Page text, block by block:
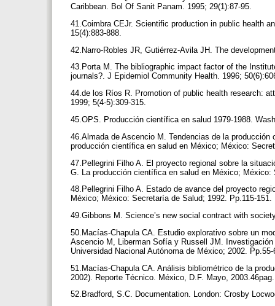
Caribbean. Bol Of Sanit Panam. 1995; 29(1):87-95.
41.Coimbra CEJr. Scientific production in public health
15(4):883-888.
42.Narro-Robles JR, Gutiérrez-Avila JH. The
43.Porta M. The bibliographic impact factor of the
journals?. J Epidemiol Community Health. 1996;
44.de los Ríos R. Promotion of public health research:
1999; 5(4-5):309-315.
45.OPS. Producción científica en salud 1979-1988.
46.Almada de Ascencio M. Tendencias de la
producción científica en salud en México; México:
47.Pellegrini Filho A. El proyecto regional sobre la
G. La producción científica en salud en México;
48.Pellegrini Filho A. Estado de avance del proyecto
México; México: Secretaría de Salud; 1992. Pp.115-151.
49.Gibbons M. Science’s new social contract with
50.Macías-Chapula CA. Estudio explorativo sobre un
Ascencio M, Liberman Sofía y Russell JM.
Universidad Nacional Autónoma de México; 2002.
51.Macías-Chapula CA. Análisis bibliométrico de la
2002). Reporte Técnico. México, D.F. Mayo,
52.Bradford, S.C. Documentation. London: Crosby